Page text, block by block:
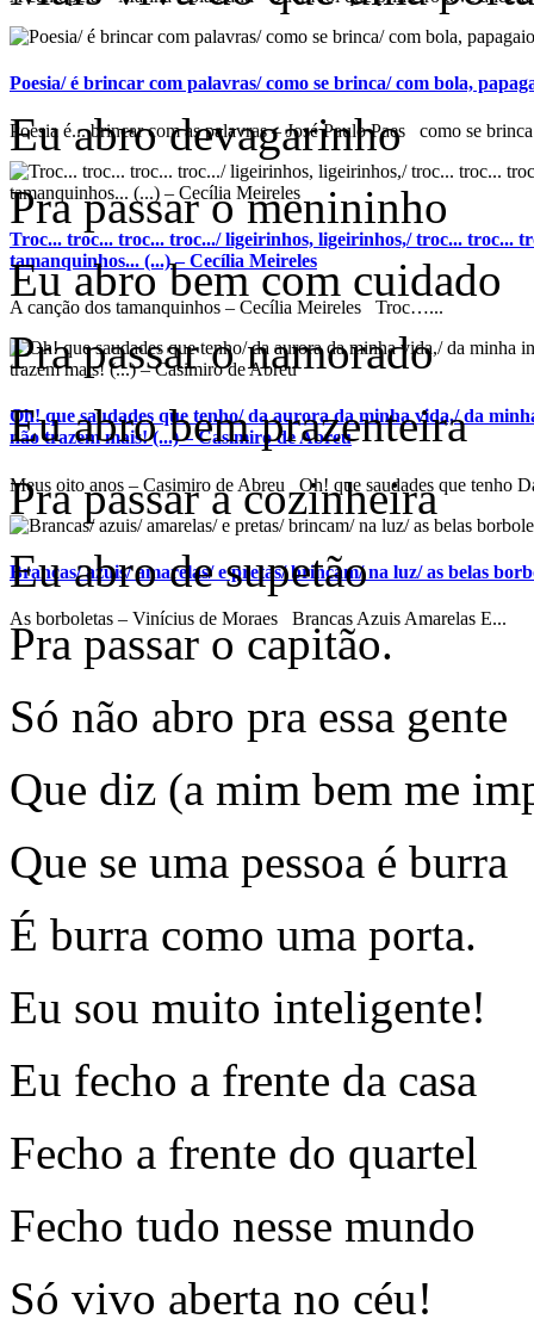
Poesia/ é brincar com palavras/ como se brinca/ com bola,
Poesia é... brincar com as palavras – José Paulo Paes como se
Troc... troc... troc... troc.../ ligeirinhos, ligeirinhos,/ troc... troc...
tamanquinhos... (...) – Cecília Meireles
A canção dos tamanquinhos – Cecília Meireles Troc…...
Oh! que saudades que tenho/ da aurora da minha vida,/ da
não trazem mais! (...) – Casimiro de Abreu
Meus oito anos – Casimiro de Abreu Oh! que saudades que tenho
Brancas/ azuis/ amarelas/ e pretas/ brincam/ na luz/ as belas
As borboletas – Vinícius de Moraes Brancas Azuis Amarelas E...
Eu abro devagarinho
Pra passar o menininho
Eu abro bem com cuidado
Pra passar o namorado
Eu abro bem prazenteira
Pra passar a cozinheira
Eu abro de supetão
Pra passar o capitão.
Só não abro pra essa gente
Que diz (a mim bem me
Que se uma pessoa é burra
É burra como uma porta.
Eu sou muito inteligente!
Eu fecho a frente da casa
Fecho a frente do quartel
Fecho tudo nesse mundo
Só vivo aberta no céu!